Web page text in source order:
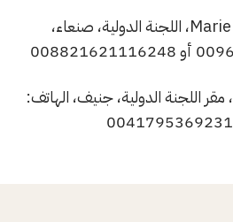
السيدة Marie Claire Feghali، اللجنة الدولية، صنعاء،
السيدة Sitara Jabeen، مقر اللجنة الدولية، جنيف، الهاتف: